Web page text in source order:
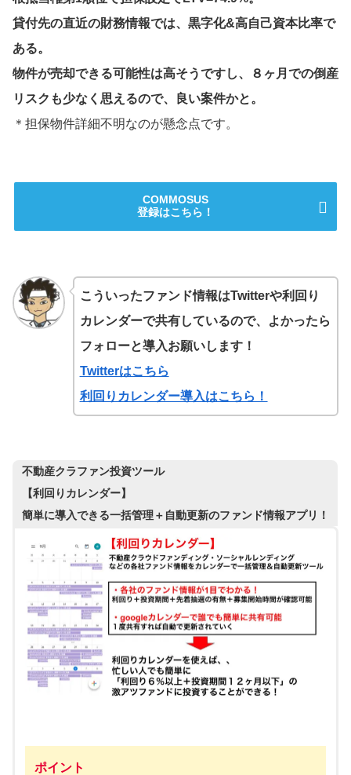
貸付先の直近の財務情報では、黒字化&高自己資本比率で
ある。
物件が売却できる可能性は高そうですし、８ヶ月での倒産
リスクも少なく思えるので、良い案件かと。
＊担保物件詳細不明なのが懸念点です。
COMMOSUS
登録はこちら！
こういったファンド情報はTwitterや利回り
カレンダーで共有しているので、よかったら
フォローと導入お願いします！
Twitterはこちら
利回りカレンダー導入はこちら！
不動産クラファン投資ツール
【利回りカレンダー】
簡単に導入できる一括管理＋自動更新のファンド情報アプリ！
ポイント